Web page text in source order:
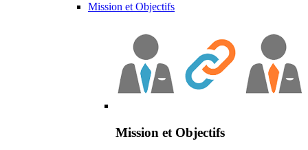
Mission et Objectifs
Mission et Objectifs